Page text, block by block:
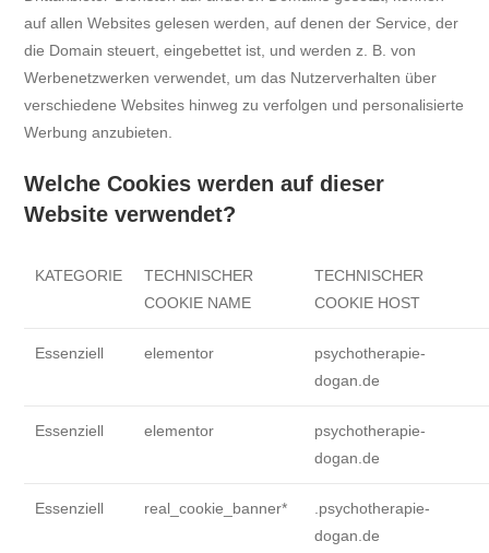
auf allen Websites gelesen werden, auf denen der Service, der
die Domain steuert, eingebettet ist, und werden z. B. von
Werbenetzwerken verwendet, um das Nutzerverhalten über
verschiedene Websites hinweg zu verfolgen und personalisierte
Werbung anzubieten.
Welche Cookies werden auf dieser
Website verwendet?
KATEGORIE
TECHNISCHER
COOKIE NAME
TECHNISCHER
COOKIE HOST
Essenziell elementor
psychotherapie-
dogan.de
Essenziell elementor
psychotherapie-
dogan.de
Essenziell real_cookie_banner*
.psychotherapie-
dogan.de